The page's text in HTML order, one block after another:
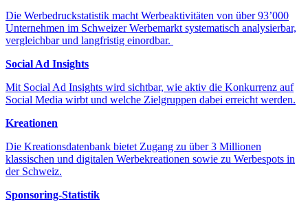
Die Werbedruckstatistik macht Werbeaktivitäten von über 93’000
Unternehmen im Schweizer Werbemarkt systematisch analysierbar,
vergleichbar und langfristig einordbar.
Social Ad Insights
Mit Social Ad Insights wird sichtbar, wie aktiv die Konkurrenz auf
Social Media wirbt und welche Zielgruppen dabei erreicht werden.
Kreationen
Die Kreationsdatenbank bietet Zugang zu über 3 Millionen
klassischen und digitalen Werbekreationen sowie zu Werbespots in
der Schweiz.
Sponsoring-Statistik